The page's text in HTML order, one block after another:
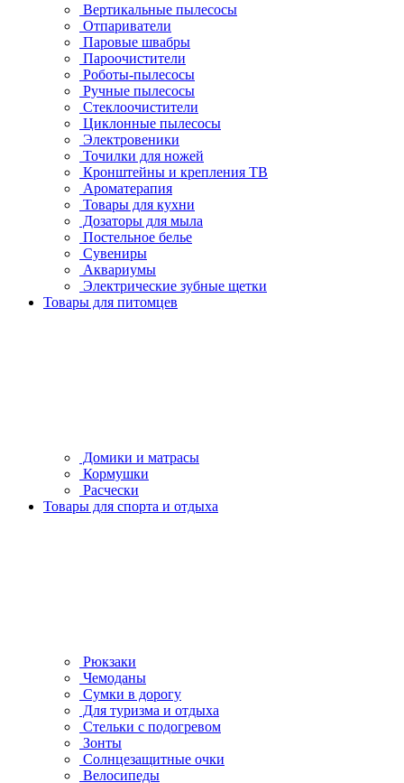
Вертикальные пылесосы
Отпариватели
Паровые швабры
Пароочистители
Роботы-пылесосы
Ручные пылесосы
Стеклоочистители
Циклонные пылесосы
Электровеники
Точилки для ножей
Кронштейны и крепления ТВ
Ароматерапия
Товары для кухни
Дозаторы для мыла
Постельное белье
Сувениры
Аквариумы
Электрические зубные щетки
Товары для питомцев
Домики и матрасы
Кормушки
Расчески
Товары для спорта и отдыха
Рюкзаки
Чемоданы
Сумки в дорогу
Для туризма и отдыха
Стельки с подогревом
Зонты
Солнцезащитные очки
Велосипеды